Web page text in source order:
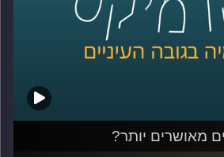
מאושרים יותר?